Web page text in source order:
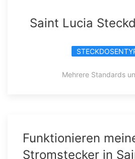
Saint Lucia
Mehrere Standards
Funktionieren
Stromstecker in